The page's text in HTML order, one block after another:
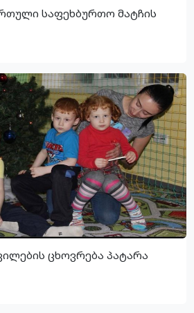
საფეხბურთო მატჩის
ცხოვრება პატარა